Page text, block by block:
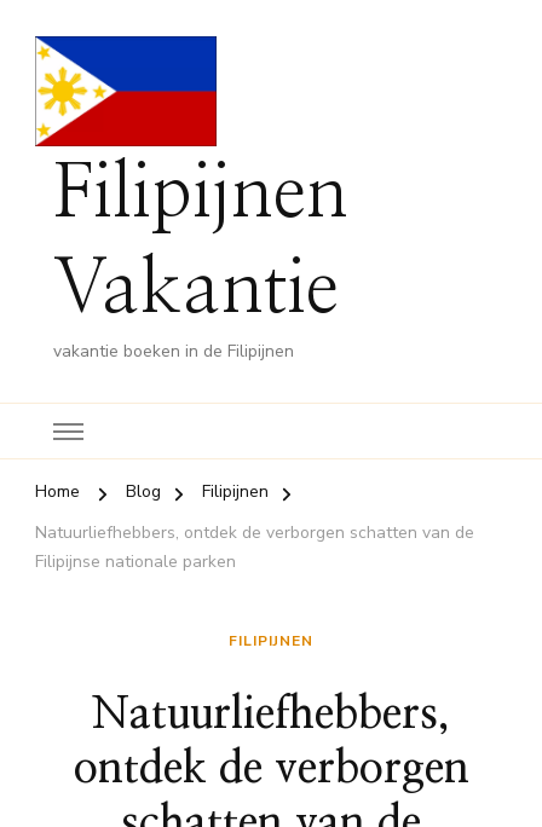
Filipijnen
Vakantie
vakantie boeken in de Filipijnen
Home Blog
Filipijnen
Natuurliefhebbers, ontdek de verborgen schatten van de
Filipijnse nationale parken
FILIPIJNEN
Natuurliefhebbers,
ontdek de verborgen